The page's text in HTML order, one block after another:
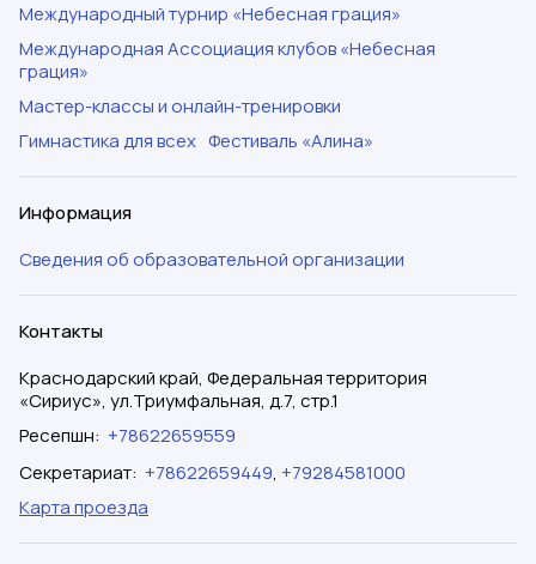
Международный турнир «Небесная грация»
Международная Ассоциация клубов «Небесная
грация»
Мастер-классы и онлайн-тренировки
Гимнастика для всех Фестиваль «Алина»
Информация
Сведения об образовательной организации
Контакты
Краснодарский край, Федеральная территория
«Сириус», ул.Триумфальная, д.7, стр.1
Ресепшн: +78622659559
Секретариат: +78622659449, +79284581000
Карта проезда